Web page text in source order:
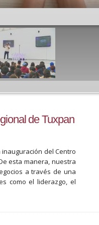
de Tuxpan
del Centro
esta manera, nuestra
a través de una
como el liderazgo, el